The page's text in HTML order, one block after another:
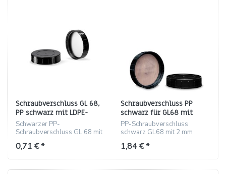
Schraubverschluss GL 68,
PP schwarz mit LDPE-
Konus-Einlage (Höhe 17,1
mm)
Schwarzer PP-
Schraubverschluss GL 68 mit
17,1 mm
0,71 € *
Schraubverschluss PP
schwarz für GL68 mit
PTFE-Einlage (2 mm)
PP-Schraubverschluss
schwarz GL68 mit 2 mm
chemikalienbeständig
1,84 € *